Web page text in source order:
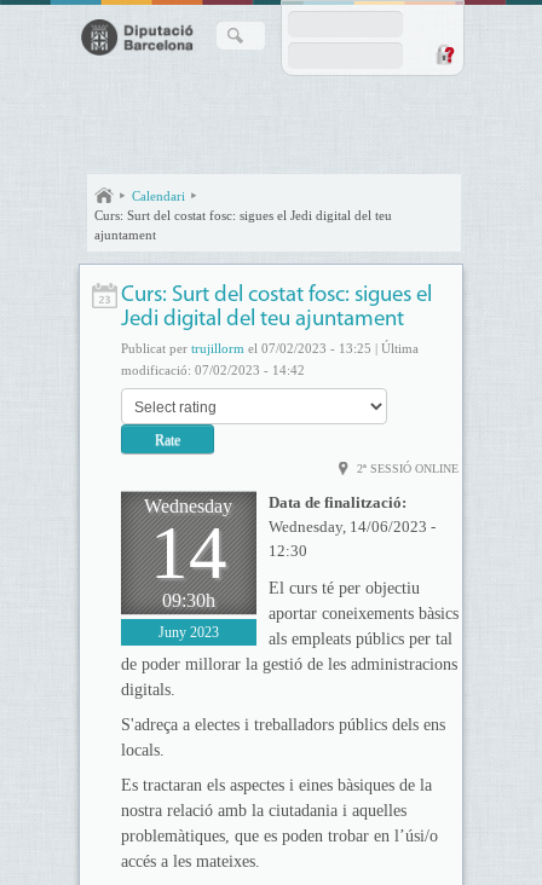
Calendari
Curs: Surt del costat fosc: sigues el Jedi digital del teu
ajuntament
Curs: Surt del costat fosc: sigues el
Jedi digital del teu ajuntament
Publicat per trujillorm el 07/02/2023 - 13:25 | Última
modificació: 07/02/2023 - 14:42
2ª SESSIÓ ONLINE
Wednesday
14
09:30h
Juny 2023
Data de finalització:
Wednesday, 14/06/2023 -
12:30
El curs té per objectiu
aportar coneixements bàsics
als empleats públics per tal
de poder millorar la gestió de les administracions
digitals.
S'adreça a electes i treballadors públics dels ens
locals.
Es tractaran els aspectes i eines bàsiques de la
nostra relació amb la ciutadania i aquelles
problemàtiques, que es poden trobar en l’úsi/o
accés a les mateixes.